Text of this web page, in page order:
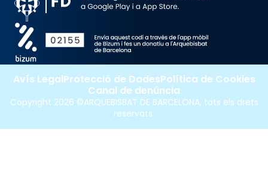
Copyright 2026 ©ARQUEBISBAT DE BARCELONA, tots els drets
reservats.
Avís LegalProtecció de DadesPolítica de Cookies
Canal de denúncia